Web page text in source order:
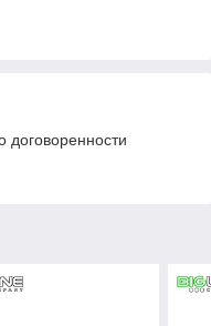
договоренности